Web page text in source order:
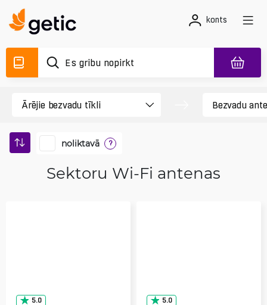
konts
noliktavā ?
Sektoru Wi-Fi antenas
5.0 5.0